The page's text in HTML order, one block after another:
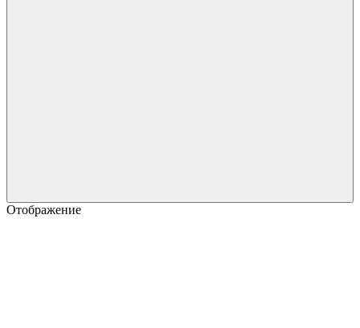
Отображение